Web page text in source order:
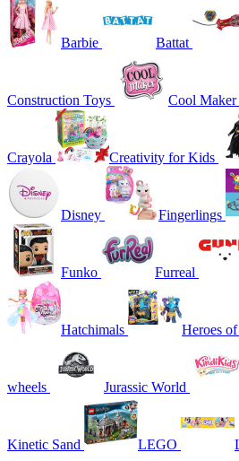
Barbie Battat
Construction Toys Cool Maker
Crayola Creativity for Kids
Disney Fingerlings
Funko Furreal
Hatchimals Heroes
wheels Jurassic World
Kinetic Sand LEGO